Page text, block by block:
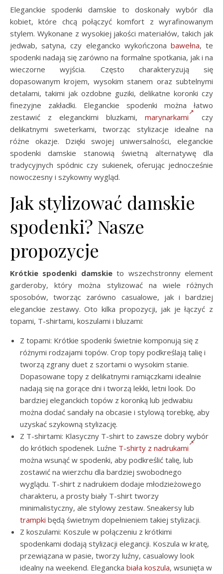
Eleganckie spodenki damskie to doskonały wybór dla
kobiet, które chcą połączyć komfort z wyrafinowanym
stylem. Wykonane z wysokiej jakości materiałów, takich jak
jedwab, satyna, czy elegancko wykończona bawełna, te
spodenki nadają się zarówno na formalne spotkania, jak i na
wieczorne wyjścia. Często charakteryzują się
dopasowanym krojem, wysokim stanem oraz subtelnymi
detalami, takimi jak ozdobne guziki, delikatne koronki czy
finezyjne zakładki. Eleganckie spodenki można łatwo
zestawić z eleganckimi bluzkami, marynarkami
czy
delikatnymi sweterkami, tworząc stylizacje idealne na
różne okazje. Dzięki swojej uniwersalności, eleganckie
spodenki damskie stanowią świetną alternatywę dla
tradycyjnych spódnic czy sukienek, oferując jednocześnie
nowoczesny i szykowny wygląd.
Jak stylizować damskie
spodenki? Nasze
propozycje
Krótkie spodenki damskieto wszechstronny element
garderoby, który można stylizować na wiele różnych
sposobów, tworząc zarówno casualowe, jak i bardziej
eleganckie zestawy. Oto kilka propozycji, jak je łączyć z
topami, T-shirtami, koszulami i bluzami:
Z topami: Krótkie spodenki świetnie komponują się z
różnymi rodzajami topów. Crop topy podkreślają talię i
tworzą zgrany duet z szortami o wysokim stanie.
Dopasowane topy z delikatnymi ramiączkami idealnie
nadają się na gorące dni i tworzą lekki, letni look. Do
bardziej eleganckich topów z koronką lub jedwabiu
można dodać sandały na obcasie i stylową torebkę, aby
uzyskać szykowną stylizację.
Z T-shirtami: Klasyczny T-shirt to zawsze dobry wybór
do krótkich spodenek. Luźne T-shirty z nadrukami
można wsunąć w spodenki, aby podkreślić talię, lub
zostawić na wierzchu dla bardziej swobodnego
wyglądu. T-shirt z nadrukiem dodaje młodzieżowego
charakteru, a prosty biały T-shirt tworzy
minimalistyczny, ale stylowy zestaw. Sneakersy lub
trampki będą świetnym dopełnieniem takiej stylizacji.
Z koszulami: Koszule w połączeniu z krótkimi
spodenkami dodają stylizacji elegancji. Koszula w kratę,
przewiązana w pasie, tworzy luźny, casualowy look
idealny na weekend. Elegancka biała koszula, wsunięta w